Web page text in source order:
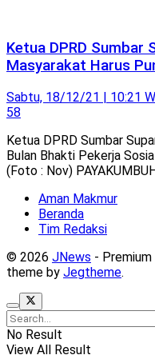
Ketua DPRD Sumbar
Masyarakat Harus
Sabtu, 18/12/21 | 10:21
58
Ketua DPRD Sumbar
Bulan Bhakti Pekerja
(Foto : Nov)
Aman Makmur
Beranda
Tim Redaksi
© 2026 JNews -
theme by Jegtheme.
No Result
View All Result